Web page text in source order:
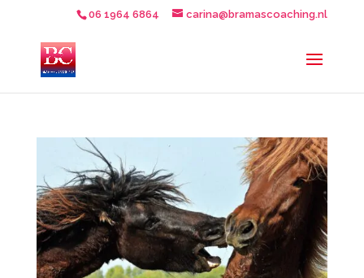
06 1964 6864 carina@bramascoaching.nl